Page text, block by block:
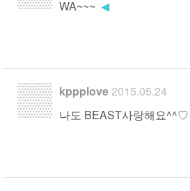
WA~~~ ◀
kppplove2015.05.24
나도 BEAST사랑해요^^♡